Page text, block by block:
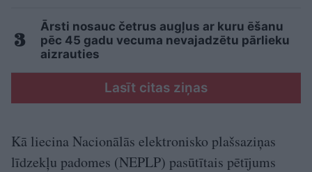
Ārsti nosauc četrus augļus ar kuru ēšanu
pēc 45 gadu vecuma nevajadzētu pārlieku
aizrauties
Lasīt citas ziņas
Kā liecina Nacionālās elektronisko plašsaziņas
līdzekļu padomes (NEPLP) pasūtītais pētījums